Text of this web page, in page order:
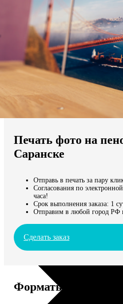
Мы доставляем по всему миру
Продолжить без города
Печать фото на
Саранске
Отправь в печать за пару
Согласования по
часа!
Срок выполнения заказа: 1
Отправим в любой город РФ
Сделать заказ
Форматы и цены